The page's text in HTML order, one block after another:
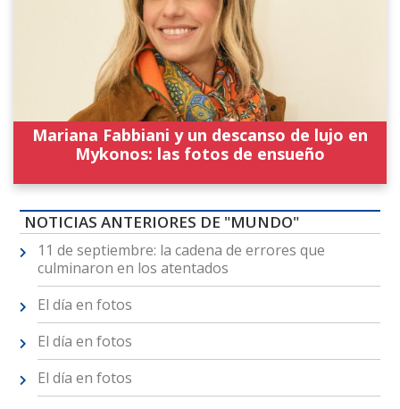
Mariana Fabbiani y un descanso de lujo en
Mykonos: las fotos de ensueño
NOTICIAS ANTERIORES DE "MUNDO"
11 de septiembre: la cadena de errores que
culminaron en los atentados
El día en fotos
El día en fotos
El día en fotos